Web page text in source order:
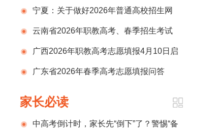
愿时间安排公告
宁夏：关于做好2026年普通高校招生网
上填报志愿工作的通告
云南省2026年职教高考、春季招生考试
网上填报志愿考生须知
广西2026年职教高考志愿填报4月10日启
动，采用“院校+专业”模式
广东省2026年春季高考志愿填报问答
家长必读
中高考倒计时，家长先“倒下”了？警惕“备